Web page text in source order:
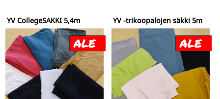
YV CollegeSÄKKI 5,4m YV -trikoopalojen säkki 5m